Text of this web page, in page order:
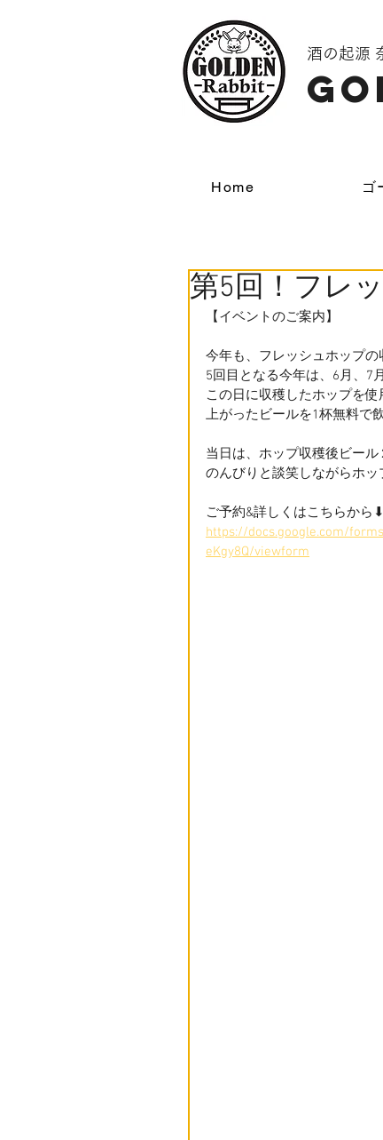
酒の起源
Home ゴ
第5回！フレ
【イベントのご案内】
今年も、フレッシュホップの
5回目となる今年は、6月、7
この日に収穫したホップを
上がったビールを1杯無料で
当日は、ホップ収穫後ビール
のんびりと談笑しながらホッ
ご予約&詳しくはこちらから⬇︎
https://docs.google.com/
eKgy8Q/viewform